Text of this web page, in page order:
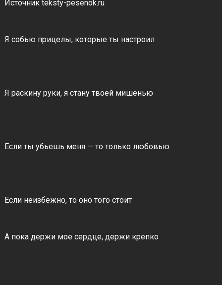
Источник teksty-pesenok.ru
Я собью прицелы, которые ты настроил
Я раскину руки, я стану твоей мишенью
Если ты убьешь меня — то только любовью
Если неизбежно, то оно того стоит
А пока держи мое сердце, держи крепко